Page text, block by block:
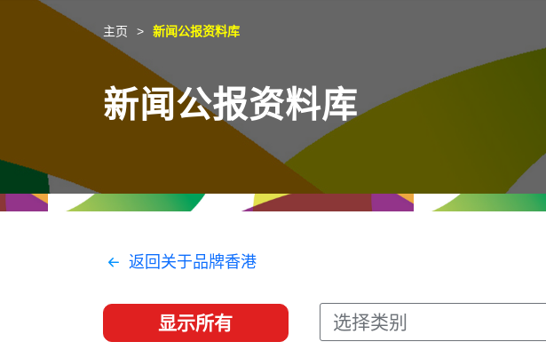
商业机遇
独特优势
盛事之都
最新活动精选
在港工作
都会生活
在港创业
初创企业
推广香港@中国内地
推广香港@中东
推广香港@粤港澳大湾区
最新资讯
媒体资讯
主页 新闻公报资料库
新闻公报资料库
返回关于品牌香港
显示所有 选择类别